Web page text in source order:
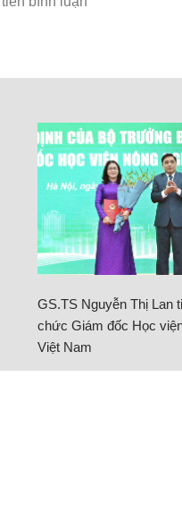
GS.TS Nguyễn Thị Lan
chức Giám đốc Học
Việt Nam